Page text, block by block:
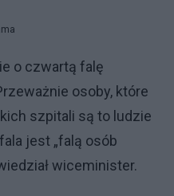
o czwartą falę
osoby, które
szpitali są to ludzie
jest „falą osób
wiceminister.